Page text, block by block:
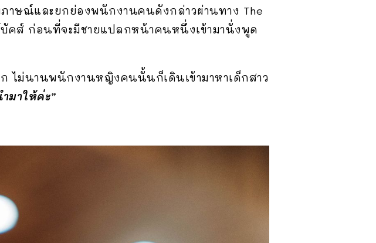
าษณ์และยกย่องพนักงานคนดังกล่าวผ่านทาง The
คส์ ก่อนที่จะมีชายแปลกหน้าคนหนึ่งเข้ามานั่งพูด
ไม่นานพนักงานหญิงคนนั้นก็เดินเข้ามาหาเด็กสาว
มาให้ค่ะ”